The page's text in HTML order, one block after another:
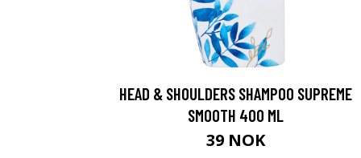
HEAD & SHOULDERS SHAMPOO SUPREME
SMOOTH 400 ML
39 NOK